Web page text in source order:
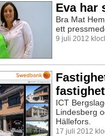
Eva har
Bra Mat
ett
9 juli 2012
ICT
Lindesberg
Hällefors.
17 juli 2012